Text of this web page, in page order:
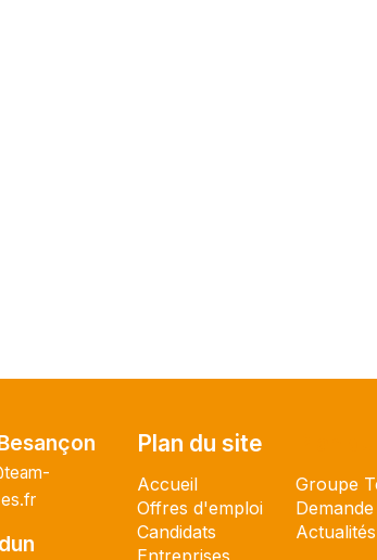
Plan du site
Accueil
Offres d'emploi
Candidats
Entreprises
Groupe
Actualités